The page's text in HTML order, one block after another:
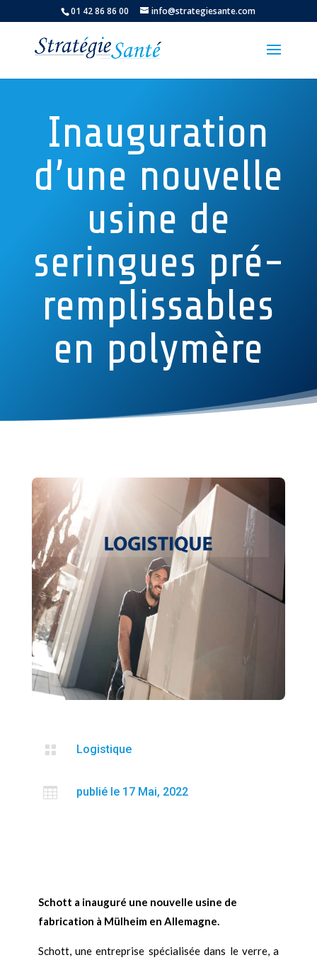
01 42 86 86 00 info@strategiesante.com
Inauguration
d’une nouvelle
usine de
seringues pré-
remplissables
en polymère
 Logistique
 publié le 17 Mai, 2022
Schott a inauguré une nouvelle usine de
fabrication à Mülheim en Allemagne.
Schott, une entreprise spécialisée dans le verre, a